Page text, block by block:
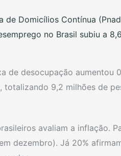
de Domicílios Contínua
no Brasil subiu a
de desocupação aumentou
totalizando 9,2 milhões de
avaliam a inflação.
dezembro). Já 20%